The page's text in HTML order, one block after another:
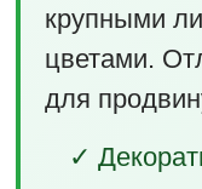
крупными
цветами.
для
✓